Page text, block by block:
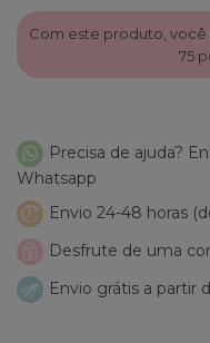
Com este produto, você
75
Precisa de ajuda?
Whatsapp
Envio 24-48 horas
Desfrute de uma
Envio grátis a partir